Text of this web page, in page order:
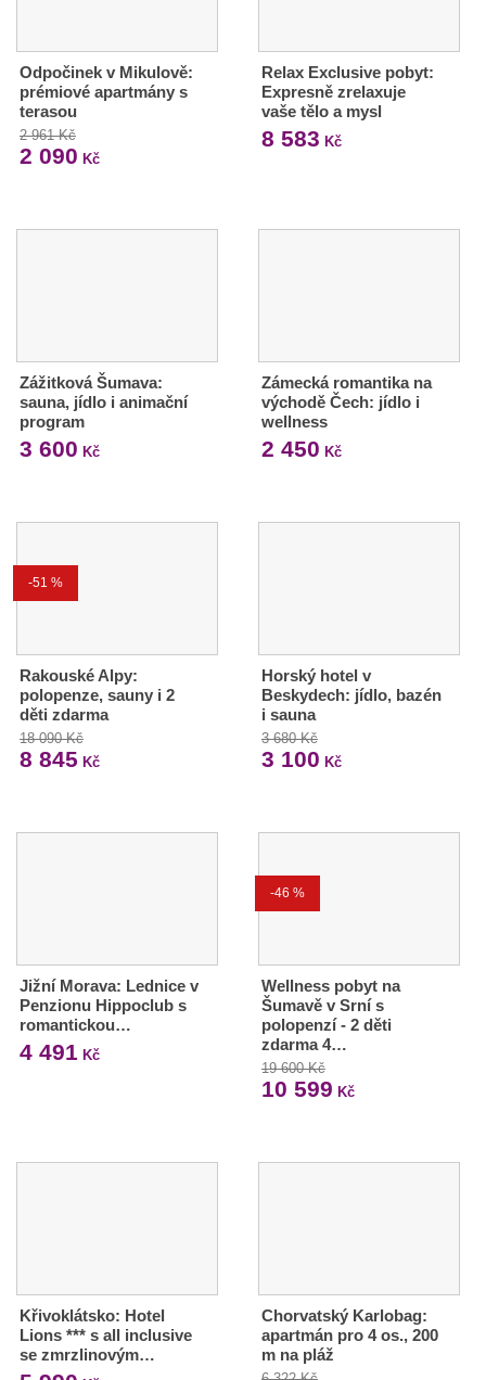
Odpočinek v Mikulově:
prémiové apartmány s
terasou
2 961 Kč
2 090 Kč
Relax Exclusive pobyt:
Expresně zrelaxuje
vaše tělo a mysl
8 583 Kč
Zážitková Šumava:
sauna, jídlo i animační
program
3 600 Kč
Zámecká romantika na
východě Čech: jídlo i
wellness
2 450 Kč
-51 %
Rakouské Alpy:
polopenze, sauny i 2
děti zdarma
18 090 Kč
8 845 Kč
Horský hotel v
Beskydech: jídlo, bazén
i sauna
3 680 Kč
3 100 Kč
Jižní Morava: Lednice v
Penzionu Hippoclub s
romantickou…
4 491 Kč
-46 %
Wellness pobyt na
Šumavě v Srní s
polopenzí - 2 děti
zdarma 4…
19 600 Kč
10 599 Kč
Křivoklátsko: Hotel
Lions *** s all inclusive
se zmrzlinovým…
Chorvatský Karlobag:
apartmán pro 4 os., 200
m na pláž